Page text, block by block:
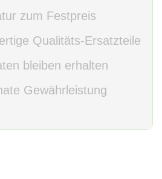
zum Festpreis
Qualitäts-Ersatzteile
bleiben erhalten
Gewährleistung